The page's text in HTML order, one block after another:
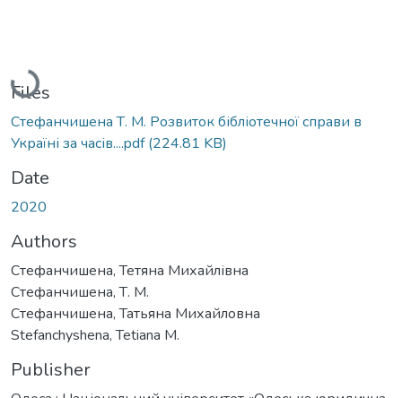
Loading...
Files
Стефанчишена Т. М. Розвиток бібліотечної справи в
Україні за часів....pdf(224.81 KB)
Date
2020
Authors
Стефанчишена, Тетяна Михайлівна
Стефанчишена, Т. М.
Стефанчишена, Татьяна Михайловна
Stefanchyshena, Tetiana M.
Publisher